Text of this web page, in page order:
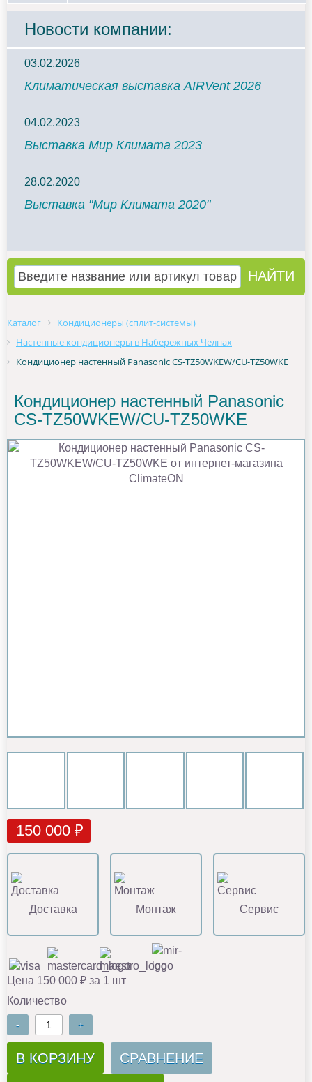
Новости компании:
03.02.2026
Климатическая выставка AIRVent 2026
04.02.2023
Выставка Мир Климата 2023
28.02.2020
Выставка "Мир Климата 2020"
Каталог
Кондиционеры (сплит-системы)
Настенные кондиционеры в Набережных Челнах
Кондиционер настенный Panasonic CS-TZ50WKEW/CU-TZ50WKE
Кондиционер настенный Panasonic
CS-TZ50WKEW/CU-TZ50WKE
150 000 ₽
Доставка Монтаж Сервис
Цена 150 000 ₽ за 1 шт
Количество
- +
В КОРЗИНУ СРАВНЕНИЕ